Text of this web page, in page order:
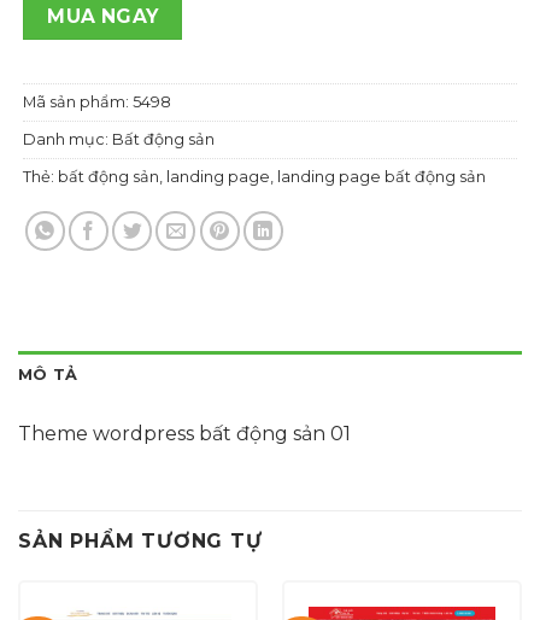
MUA NGAY
Mã sản phẩm:5498
Danh mục: Bất động sản
Thẻ: bất động sản, landing page, landing page bất động sản
MÔ TẢ
Theme wordpress bất động sản 01
SẢN PHẨM TƯƠNG TỰ